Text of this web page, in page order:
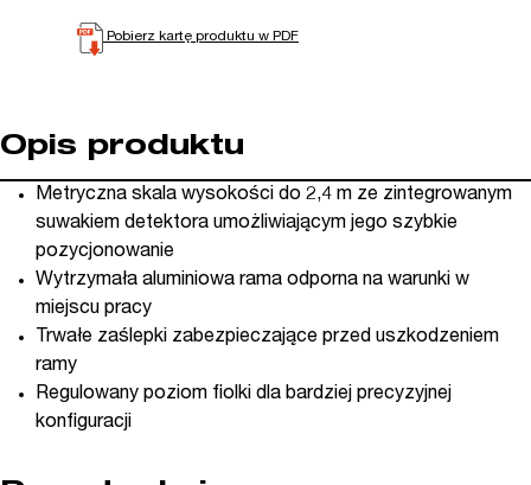
Pobierz kartę produktu w PDF
Opis produktu
Metryczna skala wysokości do 2,4 m ze zintegrowanym
suwakiem detektora umożliwiającym jego szybkie
pozycjonowanie
Wytrzymała aluminiowa rama odporna na warunki w
miejscu pracy
Trwałe zaślepki zabezpieczające przed uszkodzeniem
ramy
Regulowany poziom fiolki dla bardziej precyzyjnej
konfiguracji